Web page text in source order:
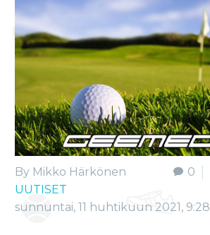
0
By Mikko Härkönen
UUTISET
sunnuntai, 11 huhtikuun 2021, 9:28